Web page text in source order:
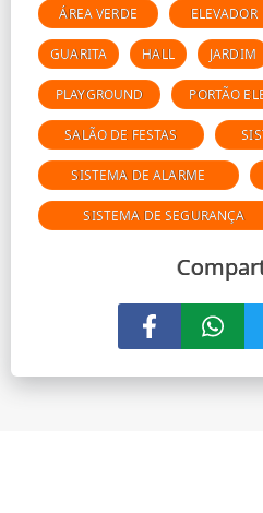
ÁREA VERDE ELEVADOR
GUARITA HALL JARDIM
PLAYGROUND PORTÃO
SALÃO DE FESTAS
SISTEMA DE ALARME
SISTEMA DE SEGURANÇA